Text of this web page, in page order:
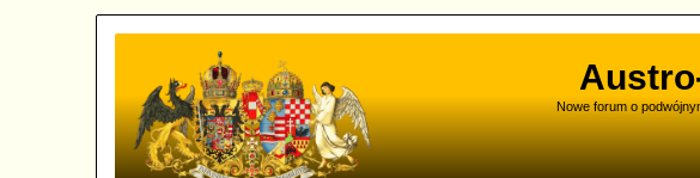
Nowe forum o